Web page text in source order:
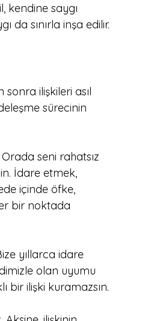
kendine saygı
da sınırla inşa edilir.
sonra ilişkileri asıl
sürecinin
seni rahatsız
İdare etmek,
içinde öfke,
bir noktada
yıllarca idare
olan uyumu
bir ilişki kuramazsın.